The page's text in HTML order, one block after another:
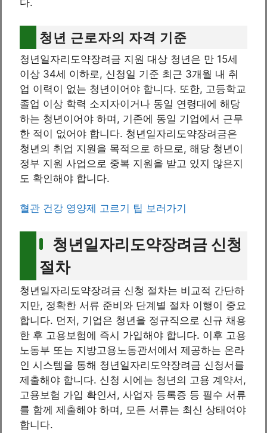
다.
청년 근로자의 자격 기준
청년일자리도약장려금 지원 대상 청년은 만 15세
이상 34세 이하로, 신청일 기준 최근 3개월 내 취
업 이력이 없는 청년이어야 합니다. 또한, 고등학교
졸업 이상 학력 소지자이거나 동일 연령대에 해당
하는 청년이어야 하며, 기존에 동일 기업에서 근무
한 적이 없어야 합니다. 청년일자리도약장려금은
청년의 취업 지원을 목적으로 하므로, 해당 청년이
정부 지원 사업으로 중복 지원을 받고 있지 않은지
도 확인해야 합니다.
혈관 건강 영양제 고르기 팁 보러가기
청년일자리도약장려금 신청
절차
청년일자리도약장려금 신청 절차는 비교적 간단하
지만, 정확한 서류 준비와 단계별 절차 이행이 중요
합니다. 먼저, 기업은 청년을 정규직으로 신규 채용
한 후 고용보험에 즉시 가입해야 합니다. 이후 고용
노동부 또는 지방고용노동관서에서 제공하는 온라
인 시스템을 통해 청년일자리도약장려금 신청서를
제출해야 합니다. 신청 시에는 청년의 고용 계약서,
고용보험 가입 확인서, 사업자 등록증 등 필수 서류
를 함께 제출해야 하며, 모든 서류는 최신 상태여야
합니다.